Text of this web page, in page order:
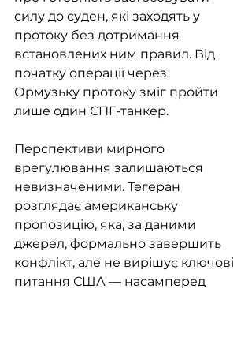
силу до суден, які заходять у
протоку без дотримання
встановлених ним правил. Від
початку операції через
Ормузьку протоку зміг пройти
лише один СПГ-танкер.
Перспективи мирного
врегулювання залишаються
невизначеними. Тегеран
розглядає американську
пропозицію, яка, за даними
джерел, формально завершить
конфлікт, але не вирішує ключові
питання США — насамперед